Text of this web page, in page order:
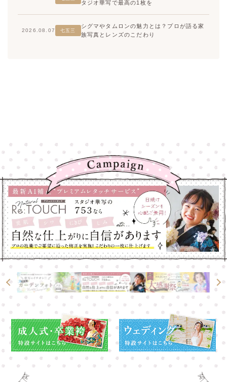
タジオ華写で最高の1枚を
2026.08.07 七五三
シグマやタムロンの魅力とは？プロが語る家
族写真とレンズのこだわり
高崎店
大宮店
高崎店
大宮店